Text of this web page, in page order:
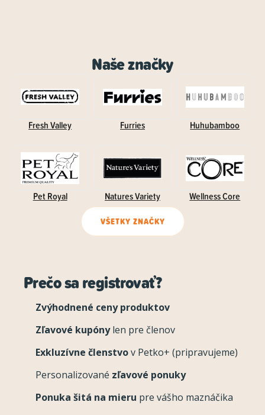
Naše značky
Fresh Valley Furries Huhubamboo
Pet Royal Natures Variety Wellness Core
VŠETKY ZNAČKY
Prečo sa registrovať?
Zvýhodnené ceny produktov
Zľavové kupónylen pre členov
Exkluzívne členstvov Petko+ (pripravujeme)
Personalizované zľavové ponuky
Ponuka šitá na mieru pre vášho maznáčika